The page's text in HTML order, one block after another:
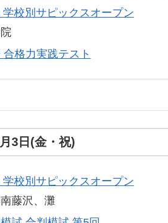
学校別サピックスオープン
合格力実践テスト
3日(金・祝)
学校別サピックスオープン
藤沢、灘